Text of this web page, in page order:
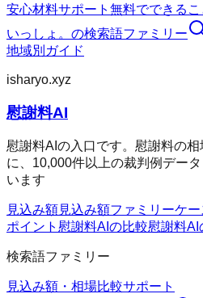
安心材料サポート 無料でできるこ
いっしょ。 の検索語ファミリー
地域別ガイド
isharyo.xyz
慰謝料AI
慰謝料AIの入口です。慰謝料の
に、10,000件以上の裁判例デー
います
見込み額見込み額ファミリーケー
ポイント 慰謝料AIの比較慰謝料AI
検索語ファミリー
見込み額・相場比較サポート